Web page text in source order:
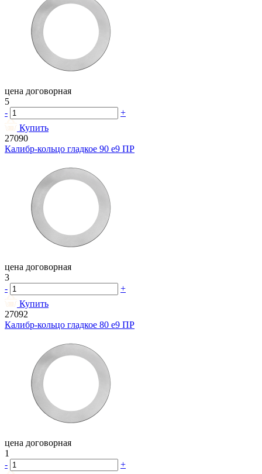
цена договорная
5
-
+
Купить
27090
Калибр-кольцо гладкое 90 e9 ПР
цена договорная
3
-
+
Купить
27092
Калибр-кольцо гладкое 80 e9 ПР
цена договорная
1
-
+